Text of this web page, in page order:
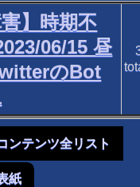
害】時期不
06/15 昼
のBot
ンテンツ全リスト
紙